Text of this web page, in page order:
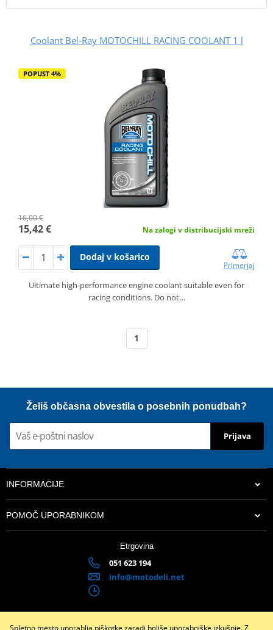
Coolant Bel-Ray MOTOCHILL RACING COOLANT 1 l
POPUST 4%
16,00 €
15,42 € Na zalogi v distribucijski mreži
Dodaj v košarico
Primerjaj
Ultimate high-performance engine coolant suitable even for
racing conditions. Do not…
1
Želiš občasna obvestila o posebnih ponudbah?
Prijava
INFORMACIJE
POMOČ UPORABNIKOM
Etrgovina
051 623 194
info@motodeli.net
Spletno mesto uporablja piškotke zaradi boljše uporabniške izkušnje. Z